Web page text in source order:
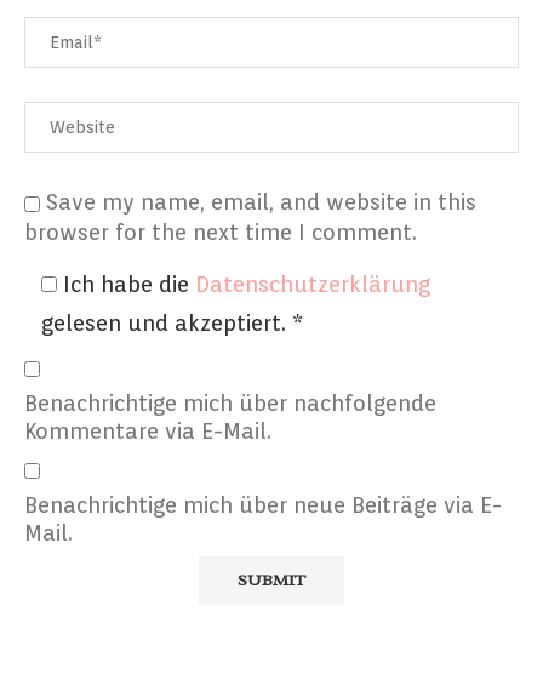
Save my name, email, and website in this
browser for the next time I comment.
Ich habe die Datenschutzerklärung
gelesen und akzeptiert. *
Benachrichtige mich über nachfolgende
Kommentare via E-Mail.
Benachrichtige mich über neue Beiträge via E-
Mail.